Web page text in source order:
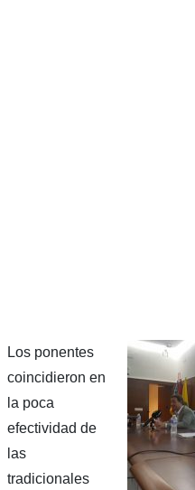
Los ponentes
coincidieron en
la poca
efectividad de
las
tradicionales